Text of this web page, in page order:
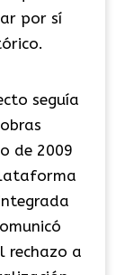
por sí
seguía
de 2009
rechazo a